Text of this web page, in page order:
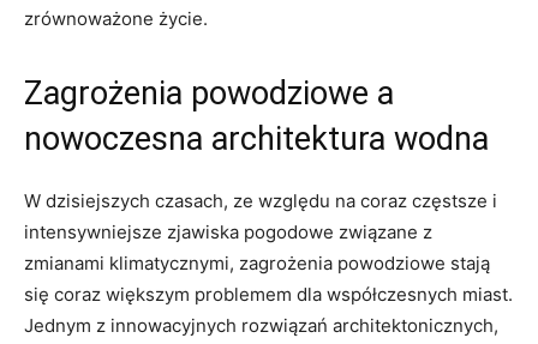
zrównoważone życie.
Zagrożenia powodziowe ​a
‍nowoczesna‍ architektura ‍wodna
W dzisiejszych czasach, ze względu na coraz ⁢częstsze i
intensywniejsze zjawiska pogodowe związane z
zmianami⁢ klimatycznymi, zagrożenia powodziowe stają
się ​coraz większym problemem dla ‌współczesnych miast.
‍Jednym z​ innowacyjnych ⁣rozwiązań ⁣architektonicznych,